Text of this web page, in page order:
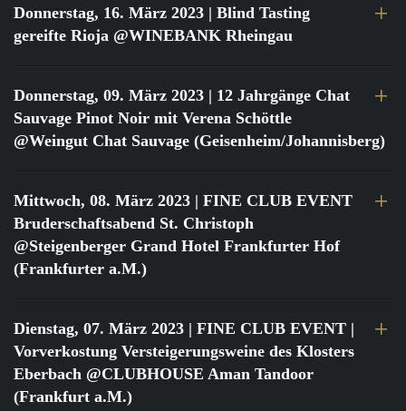
Donnerstag, 16. März 2023 | Blind Tasting
gereifte Rioja @WINEBANK Rheingau
Donnerstag, 09. März 2023 | 12 Jahrgänge Chat
Sauvage Pinot Noir mit Verena Schöttle
@Weingut Chat Sauvage (Geisenheim/Johannisberg)
Mittwoch, 08. März 2023 | FINE CLUB EVENT
Bruderschaftsabend St. Christoph
@Steigenberger Grand Hotel Frankfurter Hof
(Frankfurter a.M.)
Dienstag, 07. März 2023 | FINE CLUB EVENT |
Vorverkostung Versteigerungsweine des Klosters
Eberbach @CLUBHOUSE Aman Tandoor
(Frankfurt a.M.)